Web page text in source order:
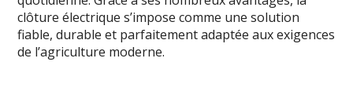
clôture électrique s’impose comme une solution
fiable, durable et parfaitement adaptée aux exigences
de l’agriculture moderne.